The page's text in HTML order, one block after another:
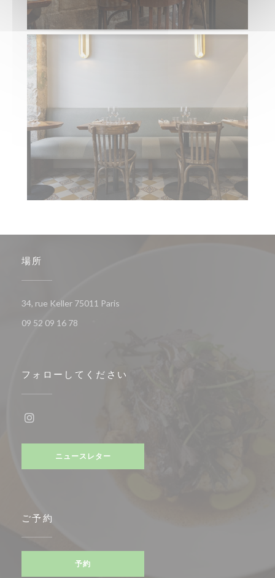
場所
34, rue Keller 75011 Paris
09 52 09 16 78
フォローしてください
ニュースレター
ご予約
予約